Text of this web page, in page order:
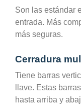
Son las estándar
entrada. Más
más seguras.
Cerradura
Tiene barras
llave. Estas
hasta arriba y